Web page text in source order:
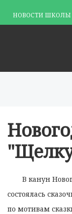
НОВОСТИ ШКОЛЫ
В канун
состоялась
по мотивам